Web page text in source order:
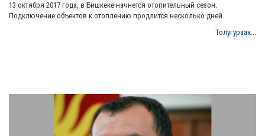
13 октября 2017 года, в Бишкеке начнется отопительный сезон.
Подключение объектов к отоплению продлится несколько дней.
Толугураак...